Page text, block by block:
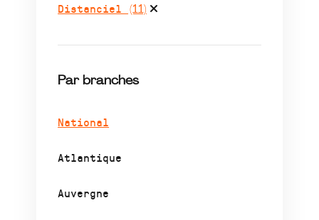
Distanciel (11)
Par branches
National
Atlantique
Auvergne